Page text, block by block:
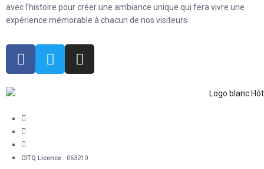
avec l’histoire pour créer une ambiance unique qui fera vivre une
expérience mémorable à chacun de nos visiteurs.
CITQ Licence : 063210